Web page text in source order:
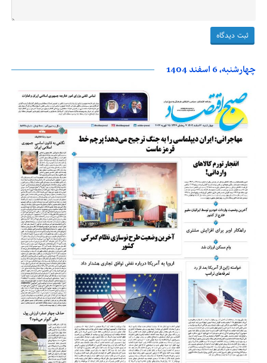
چهارشنبه، 6 اسفند 1404